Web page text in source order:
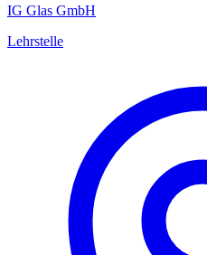
IG Glas GmbH
Lehrstelle